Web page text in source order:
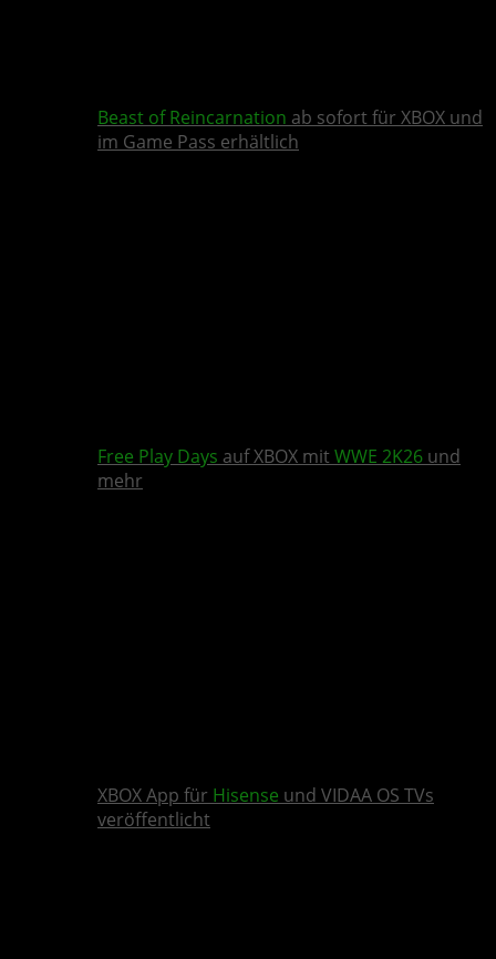
Beast of Reincarnation ab sofort für XBOX und
im Game Pass erhältlich
Free Play Days auf XBOX mit WWE 2K26 und
mehr
XBOX App für Hisense und VIDAA OS TVs
veröffentlicht